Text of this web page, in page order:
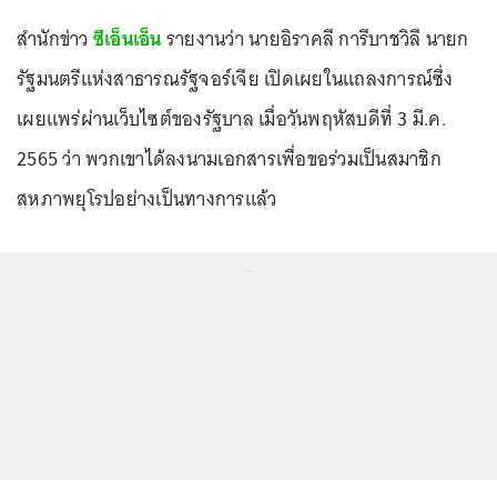
สำนักข่าว ซีเอ็นเอ็นรายงานว่า นายอิราคลี การีบาชวิลี นายก
รัฐมนตรีแห่งสาธารณรัฐจอร์เจีย เปิดเผยในแถลงการณ์ซึ่ง
เผยแพร่ผ่านเว็บไซต์ของรัฐบาล เมื่อวันพฤหัสบดีที่ 3 มี.ค.
2565 ว่า พวกเขาได้ลงนามเอกสารเพื่อขอร่วมเป็นสมาชิก
สหภาพยุโรปอย่างเป็นทางการแล้ว